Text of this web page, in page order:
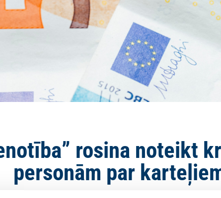
rosina noteikt
personām par